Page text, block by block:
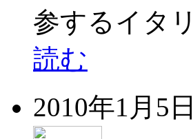
参するイタ
読む
2010年1月5日